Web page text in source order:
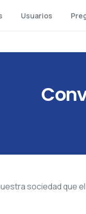
Usuarios
sociedad que